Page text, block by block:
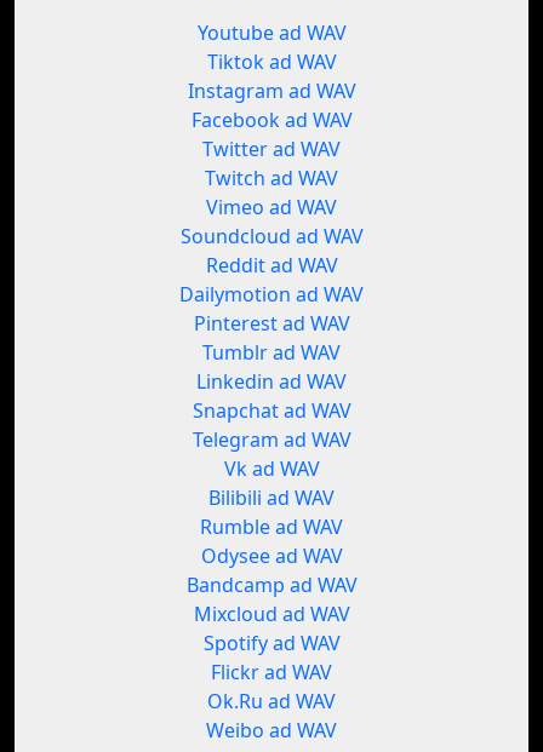
Youtube ad WAV
Tiktok ad WAV
Instagram ad WAV
Facebook ad WAV
Twitter ad WAV
Twitch ad WAV
Vimeo ad WAV
Soundcloud ad WAV
Reddit ad WAV
Dailymotion ad WAV
Pinterest ad WAV
Tumblr ad WAV
Linkedin ad WAV
Snapchat ad WAV
Telegram ad WAV
Vk ad WAV
Bilibili ad WAV
Rumble ad WAV
Odysee ad WAV
Bandcamp ad WAV
Mixcloud ad WAV
Spotify ad WAV
Flickr ad WAV
Ok.Ru ad WAV
Weibo ad WAV